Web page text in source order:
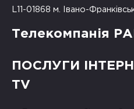
L11-01868 м. Івано-
Телекомпанія РАІ
ПОСЛУГИ
TV